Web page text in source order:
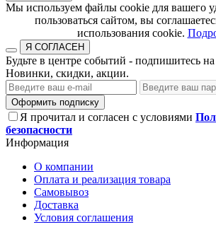
​​​​​​​Мы используем файлы cookie для вашего
пользоваться сайтом, вы
использования cookie.​​​​​​​
Я СОГЛАСЕН
Будьте в центре событий - подпишитесь
Новинки, скидки, акции.
Оформить подписку
Я прочитал и согласен с условиями
безопасности
Информация
О компании
Оплата и реализация товара
Самовывоз
Доставка
Условия соглашения